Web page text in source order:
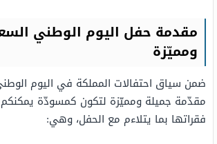
مقدمة حفل اليوم الوطني
ومميّزة
ضمن سياق احتفالات المملكة في اليوم
مقدّمة جميلة ومميّزة لتكون كمسودّة
فقراتها بما يتلاءم مع الحفل، وهي: